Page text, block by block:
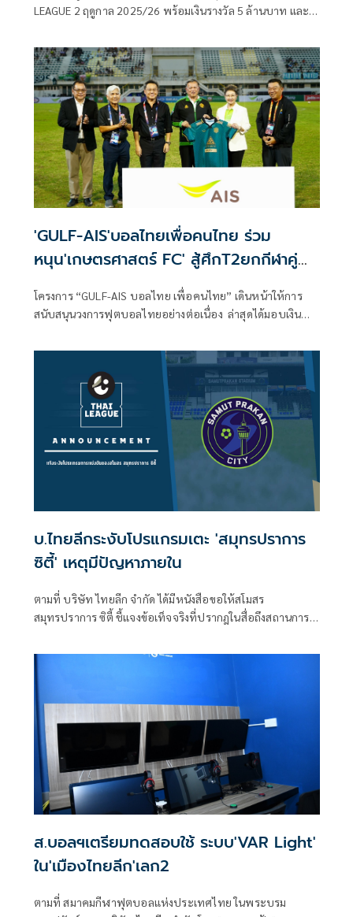
LEAGUE 2 ฤดูกาล 2025/26 พร้อมเงินรางวัล 5 ล้านบาท และ
Sealion6 League 1 ฤดูกาล 2026/27
'GULF-AIS'บอลไทยเพื่อคนไทย ร่วม
หนุน'เกษตรศาสตร์ FC' สู้ศึกT2ยกกีฬาคู่
โครงการ “GULF-AIS บอลไทย เพื่อคนไทย” เดินหน้าให้การ
สนับสนุนวงการฟุตบอลไทยอย่างต่อเนื่อง ล่าสุดได้มอบเงิน
จากสถาบันการศึกษาในการแข่งขันฟุตบอลลีกอาชีพ เพื่อส่ง
เสริมการพัฒนาศักยภาพของนักกีฬาและยกระดับมาตรฐาน
ของสโมสรให้พร้อมสำหรับการแข่งขันในระดับที่สูงขึ้น
บ.ไทยลีกระงับโปรแกรมเตะ 'สมุทรปราการ
ซิตี้' เหตุมีปัญหาภายใน
ตามที่ บริษัท ไทยลีก จำกัด ได้มีหนังสือขอให้สโมสร
สมุทรปราการ ซิตี้ ชี้แจงข้อเท็จจริงที่ปรากฎในสื่อถึงสถานการณ์
จัดการทีม และเจ้าหน้าที่ผู้ประสานงาน ที่อาจส่งผลให้ไม่
สามารถทำการแข่งขันต่อในเลกที่สองได้
ส.บอลฯเตรียมทดสอบใช้ ระบบ'VAR Light'
ใน'เมืองไทยลีก'เลก2
ตามที่ สมาคมกีฬาฟุตบอลแห่งประเทศไทย ในพระบรม